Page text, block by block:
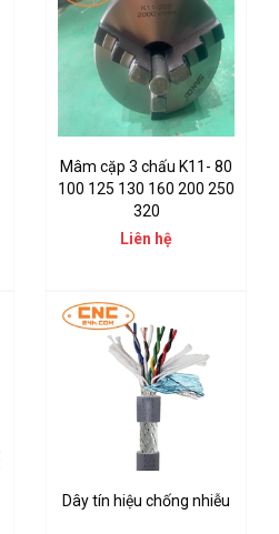
Mâm cặp 3 chấu K11- 80
100 125 130 160 200 250
320
Liên hệ
Dây tín hiệu chống nhiễu